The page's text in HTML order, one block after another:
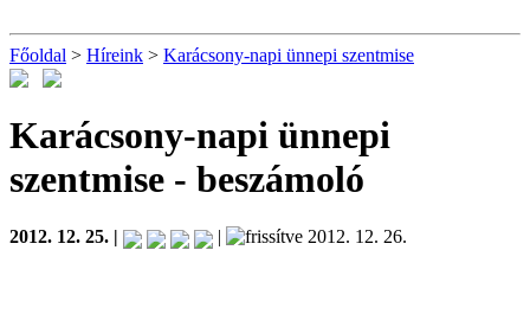
Főoldal > Híreink > Karácsony-napi ünnepi szentmise
Karácsony-napi ünnepi
szentmise - beszámoló
2012. 12. 25. | | 2012. 12. 26.